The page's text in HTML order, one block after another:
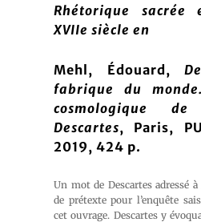
Rhétorique
XVIIe siècle en
Mehl, Édouard,
fabrique du
cosmologique
Descartes, Paris,
2019, 424 p.
Un mot de Descartes adressé
de prétexte pour l’enquête
cet ouvrage. Descartes y